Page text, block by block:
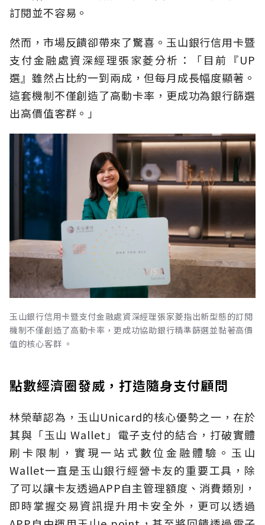
訂閱並不容易。
然而，市場反饋卻帶來了驚喜。玉山銀行信用卡暨
支付金融處資深經理張家菱分析：「目前『UP
選』雖然占比約一到兩成，但每月成長幅度顯著。
這套機制不僅創造了高動卡率，更成功為銀行篩選
出高價值客群。」
玉山銀行信用卡暨支付金融處資深經理張家菱指出新型態的訂閱
機制不僅創造了高動卡率，更成功協助銀行精準篩選並黏著高價
值的核心客群 。
點數經濟圈發威，打造隨身支付顧問
林榮華認為，玉山Unicard的核心優勢之一，在於
其與「玉山 Wallet」電子支付的結合，打破實體
刷卡限制，實現一站式數位金融體驗。玉山
Wallet一直是玉山銀行經營卡友的重要工具，除
了可以讓卡友透過APP自主管理額度、消費類別，
即時掌握交易資訊提升用卡安全外，更可以透過